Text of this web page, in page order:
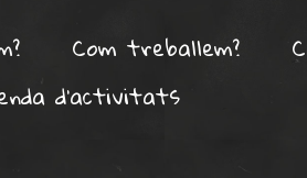
Com treballem?
d’activitats